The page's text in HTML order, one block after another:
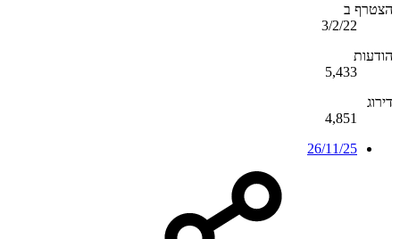
הצטרף ב
3/2/22
הודעות
5,433
דירוג
4,851
26/11/25